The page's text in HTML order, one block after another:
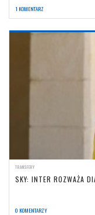
1 KOMENTARZ
TRANSFERY
SKY: INTER ROZWAŻA
0 KOMENTARZY